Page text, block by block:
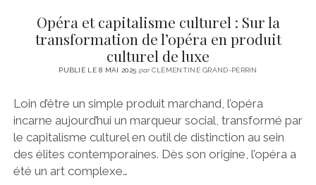
Opéra et capitalisme culturel : Sur la
transformation de l’opéra en produit
culturel de luxe
PUBLIÉ LE 8 MAI 2025 parCLÉMENTINE GRAND-PERRIN
Loin d’être un simple produit marchand, l’opéra
incarne aujourd’hui un marqueur social, transformé par
le capitalisme culturel en outil de distinction au sein
des élites contemporaines. Dès son origine, l’opéra a
été un art complexe…